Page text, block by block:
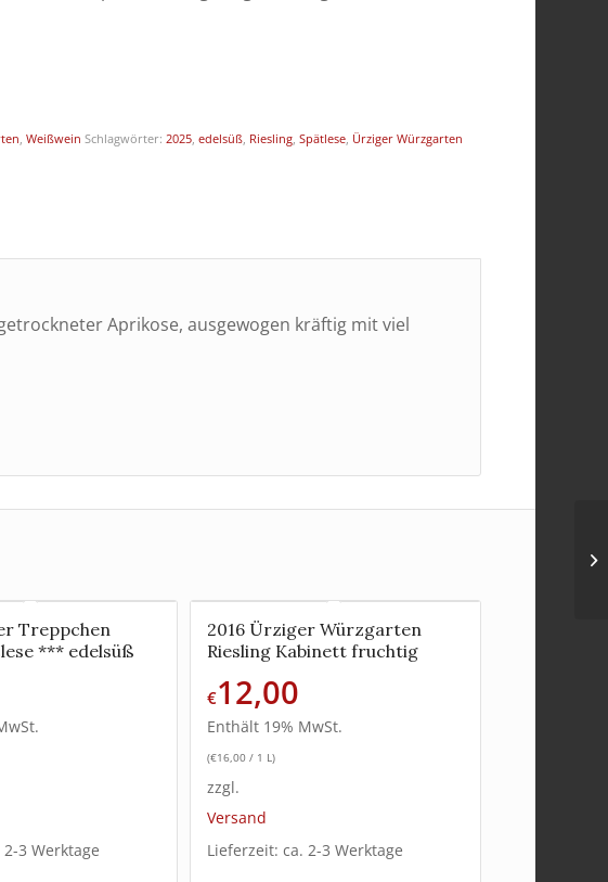
,Weißwein Schlagwörter: 2025 ,edelsüß Riesling ,Spätlese Ürziger Würzgarten
Aprikose, ausgewogen kräftig mit viel
Treppchen
*** edelsüß
3 Werktage
2016 Ürziger Würzgarten
Riesling Kabinett fruchtig
€12,00
Enthält 19% MwSt.
(€16,00/ 1 L)
zzgl.
Versand
Lieferzeit: ca. 2-3 Werktage